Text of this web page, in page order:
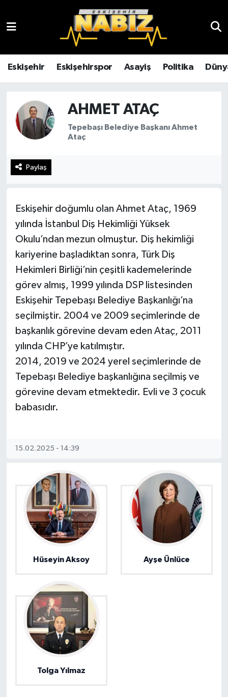
Eskişehir Eskişehirspor Asayiş Politika
AHMET ATAÇ
Tepebaşı Belediye Başkanı Ahmet
Ataç
Paylaş
Eskişehir doğumlu olan Ahmet Ataç, 1969
yılında İstanbul Diş Hekimliği Yüksek
Okulu’ndan mezun olmuştur. Diş hekimliği
kariyerine başladıktan sonra, Türk Diş
Hekimleri Birliği’nin çeşitli kademelerinde
görev almış, 1999 yılında DSP listesinden
Eskişehir Tepebaşı Belediye Başkanlığı’na
seçilmiştir. 2004 ve 2009 seçimlerinde de
başkanlık görevine devam eden Ataç, 2011
yılında CHP’ye katılmıştır.
2014, 2019 ve 2024 yerel seçimlerinde de
Tepebaşı Belediye başkanlığına seçilmiş ve
görevine devam etmektedir. Evli ve 3 çocuk
babasıdır.
15.02.2025 - 14:39
Hüseyin Aksoy Ayşe Ünlüce
Tolga Yılmaz
Çevre
Eğitim
Ekonomi
Eskişehir
Genel
Kültür Sanat
Magazin
Sağlık
Spor
Teknoloji
Eskişehir Hava Durumu
Eskişehir Trafik Yoğunluk Haritası
Tüm Manşetler
Son Dakika Haberleri
Haber Arşivi